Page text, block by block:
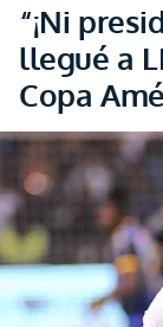
“¡Ni
llegué a
Copa